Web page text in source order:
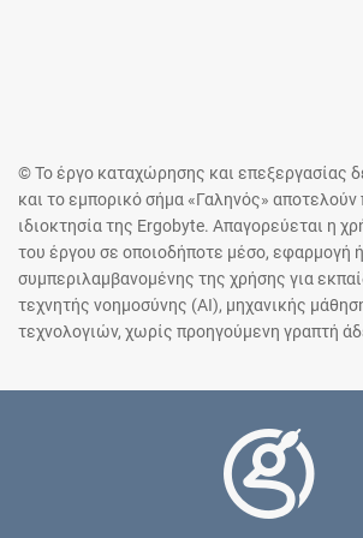
© Το έργο καταχώρησης και επεξεργασίας
και το εμπορικό σήμα «Γαληνός» αποτελούν
ιδιοκτησία της Ergobyte. Απαγορεύεται η
του έργου σε οποιοδήποτε μέσο, εφαρμογή
συμπεριλαμβανομένης της χρήσης για
τεχνητής νοημοσύνης (AI), μηχανικής
τεχνολογιών, χωρίς προηγούμενη γραπτή